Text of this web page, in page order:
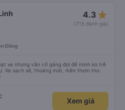
4.3 star_rate
(715 đánh giá)
Đông
xe nhưng vẫn cố gắng đợi để mình ko trễ
Xe sạch sẽ, thoáng mát, mền thơm tho.
Xem giá